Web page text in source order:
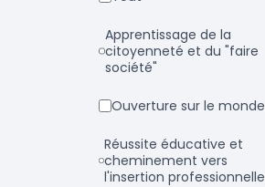
Apprentissage de la
citoyenneté et du "faire
société"
Ouverture sur le monde
Réussite éducative et
cheminement vers
l'insertion professionnelle